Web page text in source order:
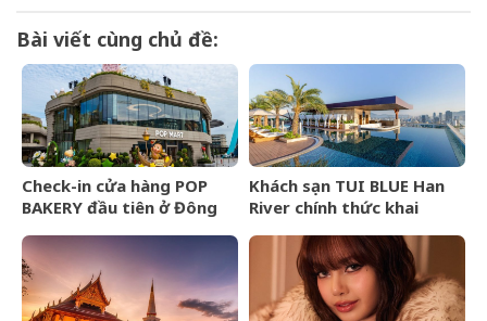
Bài viết cùng chủ đề:
Check-in cửa hàng POP
BAKERY đầu tiên ở Đông
Khách sạn TUI BLUE Han
River chính thức khai